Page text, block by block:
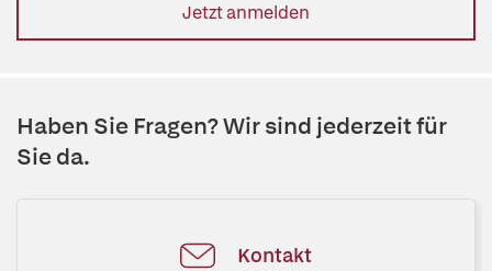
Jetzt anmelden
Haben Sie Fragen? Wir sind jederzeit für
Sie da.
Kontakt